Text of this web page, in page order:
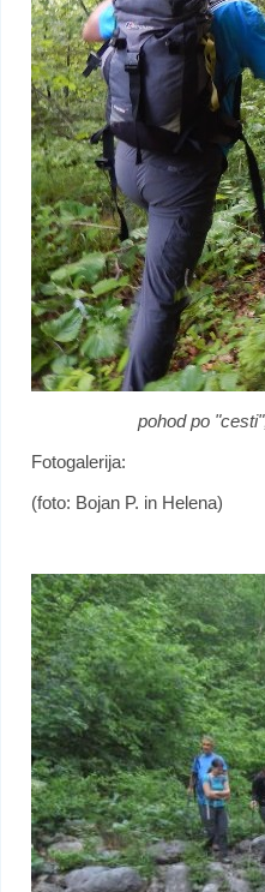
pohod po
Fotogalerija:
(foto: Bojan P. in Helena)